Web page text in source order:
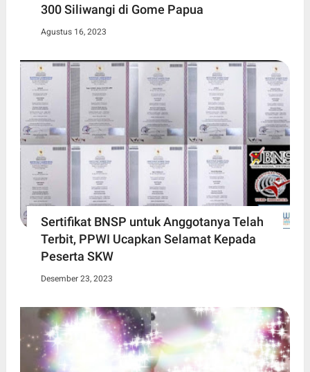
300 Siliwangi di Gome Papua
Agustus 16, 2023
Sertifikat BNSP untuk Anggotanya Telah
Terbit, PPWI Ucapkan Selamat Kepada
Peserta SKW
Desember 23, 2023